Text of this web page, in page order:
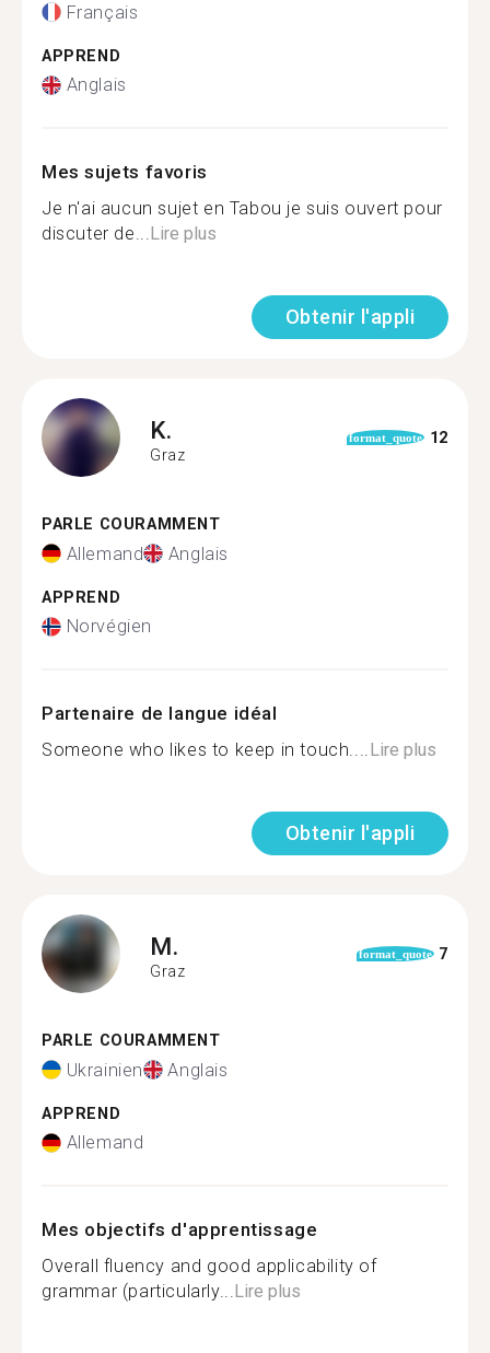
Français
APPREND
Anglais
Mes sujets favoris
Je n'ai aucun sujet en Tabou je suis ouvert pour
discuter de...Lire plus
Obtenir l'appli
K.
Graz
format_quote 12
PARLE COURAMMENT
Allemand Anglais
APPREND
Norvégien
Partenaire de langue idéal
Someone who likes to keep in touch....Lire plus
Obtenir l'appli
M.
Graz
format_quote 7
PARLE COURAMMENT
Ukrainien Anglais
APPREND
Allemand
Mes objectifs d'apprentissage
Overall fluency and good applicability of
grammar (particularly...Lire plus